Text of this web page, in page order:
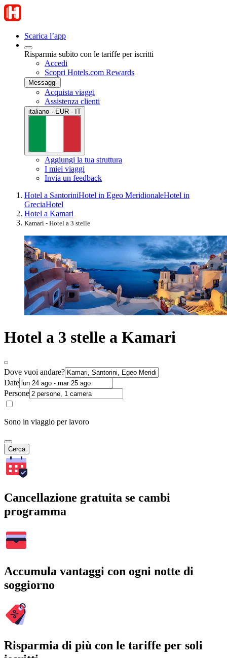
Scarica l’app
Risparmia subito con le tariffe per iscritti
Accedi
Scopri Hotels.com Rewards
Messaggi
Acquista viaggi
Assistenza clienti
italiano · EUR · IT
Aggiungi la tua struttura
I miei viaggi
Invia un feedback
Hotel a SantoriniHotel in Egeo MeridionaleHotel in
GreciaHotel
Hotel a Kamari
Kamari - Hotel a 3 stelle
Hotel a 3 stelle a Kamari
Dove vuoi andare?
Date
Persone
Sono in viaggio per lavoro
Cerca
Cancellazione gratuita se cambi
programma
Accumula vantaggi con ogni notte di
soggiorno
Risparmia di più con le tariffe per soli